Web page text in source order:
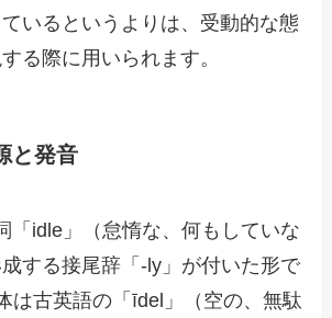
いるというよりは、受動的な態
る際に用いられます。
と発音
「idle」（怠惰な、何もしていな
する接尾辞「-ly」が付いた形で
は古英語の「īdel」（空の、無駄